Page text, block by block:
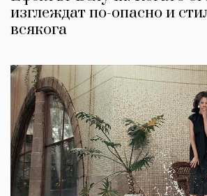
изглеждат по-опасно и
всякогa